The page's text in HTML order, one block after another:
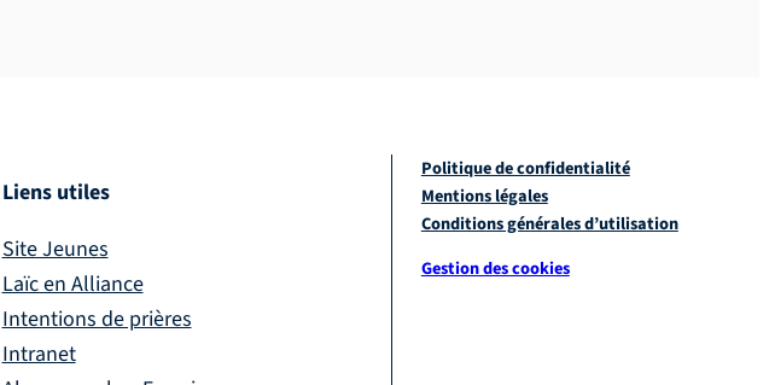
Liens utiles
Site Jeunes
Laïc en Alliance
Intentions de prières
Intranet
Politique de confidentialité
Mentions légales
Conditions générales d’utilisation
Gestion des cookies